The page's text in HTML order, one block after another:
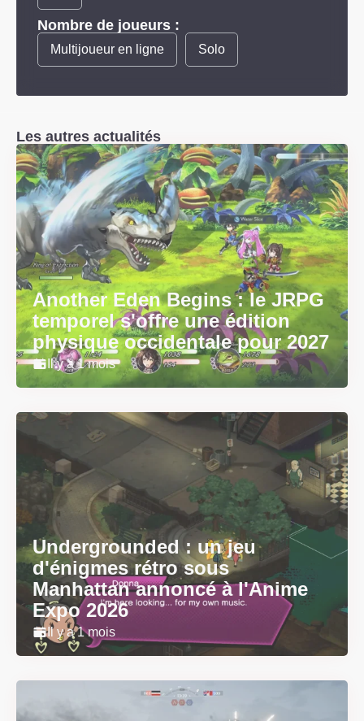
Nombre de joueurs :
Multijoueur en ligne Solo
Les autres actualités
Another Eden Begins : le JRPG
temporel s'offre une édition
physique occidentale pour 2027
Il y a 1 mois
Undergrounded : un jeu
d'énigmes rétro sous
Manhattan annoncé à l'Anime
Expo 2026
Il y a 1 mois